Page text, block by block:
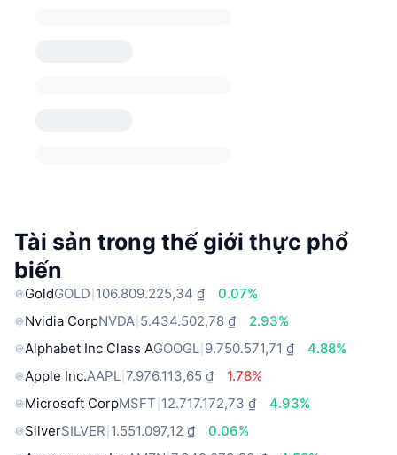
Tài sản trong thế giới thực phổ
biến
GoldGOLD 106.809.225,34 ₫
0.07%
Nvidia CorpNVDA 5.434.502,78 ₫
2.93%
Alphabet Inc Class AGOOGL 9.750.571,71 ₫
4.88%
Apple Inc.AAPL 7.976.113,65 ₫
1.78%
Microsoft CorpMSFT 12.717.172,73 ₫
4.93%
SilverSILVER 1.551.097,12 ₫
0.06%